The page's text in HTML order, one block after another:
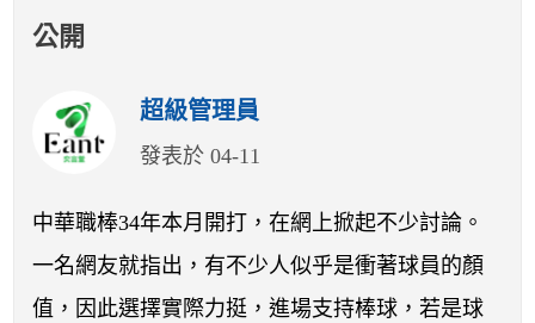
運彩報報
明星分析師
公開
超級管理員
發表於 04-11
中華職棒34年本月開打，在網上掀起不少討論。
一名網友就指出，有不少人似乎是衝著球員的顏
值，因此選擇實際力挺，進場支持棒球，若是球